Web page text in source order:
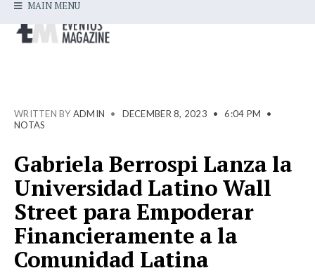
MAIN MENU
WRITTEN BY ADMIN • DECEMBER 8, 2023 • 6:04 PM
•
NOTAS
Gabriela Berrospi Lanza la
Universidad Latino Wall
Street para Empoderar
Financieramente a la
Comunidad Latina